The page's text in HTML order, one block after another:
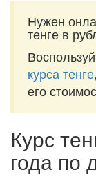
Нужен
тенге в
курса тенге
его
Курс
года по